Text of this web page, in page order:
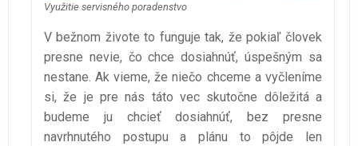
Využitie servisného poradenstvo
V bežnom živote to funguje tak, že pokiaľ človek
presne nevie, čo chce dosiahnúť, úspešným sa
nestane. Ak vieme, že niečo chceme a vyčleníme
si, že je pre nás táto vec skutočne dôležitá a
budeme ju chcieť dosiahnúť, bez presne
navrhnutého postupu a plánu to pôjde len